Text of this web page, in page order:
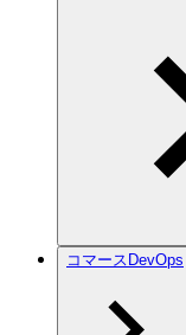
コマースDevOps